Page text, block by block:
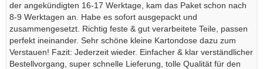
der angekündigten 16-17 Werktage, kam das Paket schon nach
8-9 Werktagen an. Habe es sofort ausgepackt und
zusammengesetzt. Richtig feste & gut verarbeitete Teile, passen
perfekt ineinander. Sehr schöne kleine Kartondose dazu zum
Verstauen! Fazit: Jederzeit wieder. Einfacher & klar verständlicher
Bestellvorgang, super schnelle Lieferung, tolle Qualität für den